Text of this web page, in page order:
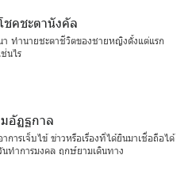
ชคชะตานังคัล
า ทำนายชะตาชีวิตของชายหญิงตั้งแต่แรก
นไร
อัฏฐกาล
การเจ็บไข้ ข่าวหรือเรื่องที่ได้ยินมาเชื่อถือได้
ทำการมงคล ฤกษ์ยามเดินทาง